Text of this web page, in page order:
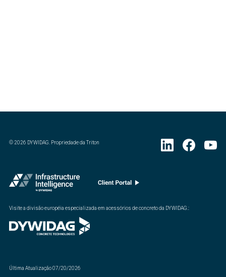
©2026 DYWIDAG. Propriedade da Triton
Visite a divisão européia especializada em acessórios de concreto da DYWIDAG.:
Última Atualização07/20/2026